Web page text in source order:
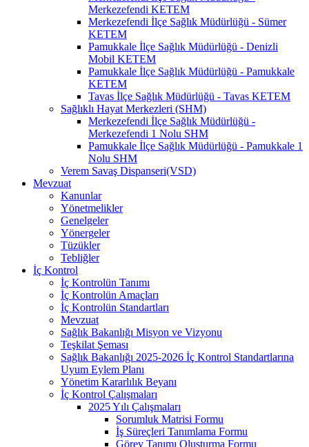
Merkezefendi KETEM
Merkezefendi İlçe Sağlık Müdürlüğü - Sümer
KETEM
Pamukkale İlçe Sağlık Müdürlüğü - Denizli
Mobil KETEM
Pamukkale İlçe Sağlık Müdürlüğü - Pamukkale
KETEM
Tavas İlçe Sağlık Müdürlüğü - Tavas KETEM
Sağlıklı Hayat Merkezleri (SHM)
Merkezefendi İlçe Sağlık Müdürlüğü -
Merkezefendi 1 Nolu SHM
Pamukkale İlçe Sağlık Müdürlüğü - Pamukkale 1
Nolu SHM
Verem Savaş Dispanseri(VSD)
Mevzuat
Kanunlar
Yönetmelikler
Genelgeler
Yönergeler
Tüzükler
Tebliğler
İç Kontrol
İç Kontrolün Tanımı
İç Kontrolün Amaçları
İç Kontrolün Standartları
Mevzuat
Sağlık Bakanlığı Misyon ve Vizyonu
Teşkilat Şeması
Sağlık Bakanlığı 2025-2026 İç Kontrol Standartlarına
Uyum Eylem Planı
Yönetim Kararlılık Beyanı
İç Kontrol Çalışmaları
2025 Yılı Çalışmaları
Sorumluk Matrisi Formu
İş Süreçleri Tanımlama Formu
Görev Tanımı Oluşturma Formu